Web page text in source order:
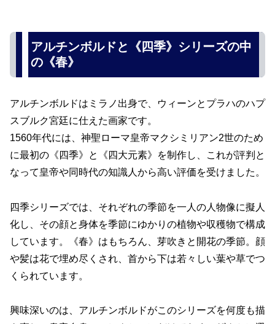
アルチンボルドと《四季》シリーズの中
の《春》
アルチンボルドはミラノ出身で、ウィーンとプラハのハプ
スブルク宮廷に仕えた画家です。
1560年代には、神聖ローマ皇帝マクシミリアン2世のため
に最初の《四季》と《四大元素》を制作し、これが評判と
なって皇帝や同時代の知識人から高い評価を受けました。
四季シリーズでは、それぞれの季節を一人の人物像に擬人
化し、その顔と身体を季節にゆかりの植物や収穫物で構成
しています。《春》はもちろん、芽吹きと開花の季節。顔
や髪は花で埋め尽くされ、首から下は若々しい葉や草でつ
くられています。
興味深いのは、アルチンボルドがこのシリーズを何度も描